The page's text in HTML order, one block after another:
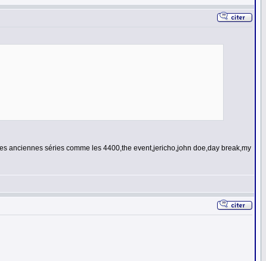
anciennes séries comme les 4400,the event,jericho,john doe,day break,my